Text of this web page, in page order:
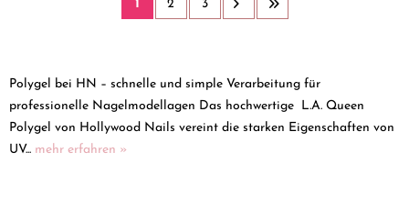
1 2 3
Polygel bei HN – schnelle und simple Verarbeitung für
professionelle Nagelmodellagen Das hochwertige L.A. Queen
Polygel von Hollywood Nails vereint die starken Eigenschaften von
UV... mehr erfahren »